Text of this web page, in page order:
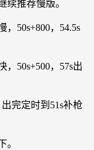
续推荐慢版。
50s+800，54.5s
50s+500，57s出
完定时到51s补枪
。